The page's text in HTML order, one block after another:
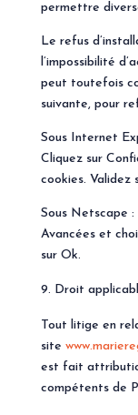
permettre
Le refus
l’impossibilité
peut toutefois
suivante, pour
Sous Internet
Cliquez sur
cookies. Validez
Sous Netscape
Avancées et
sur Ok.
Droit
Tout litige en
site
est fait
compétents de